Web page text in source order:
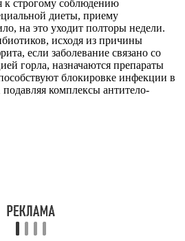
к строгому соблюдению
диеты, приему
на это уходит полторы недели.
исходя из причины
если заболевание связано со
горла, назначаются препараты
блокировке инфекции в
комплексы антитело-